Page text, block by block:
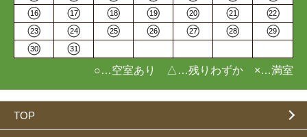
16 17 18 19 20 21 22
23 24 25 26 27 28 29
30 31
○…空室あり △…残りわずか ×…満室
TOP